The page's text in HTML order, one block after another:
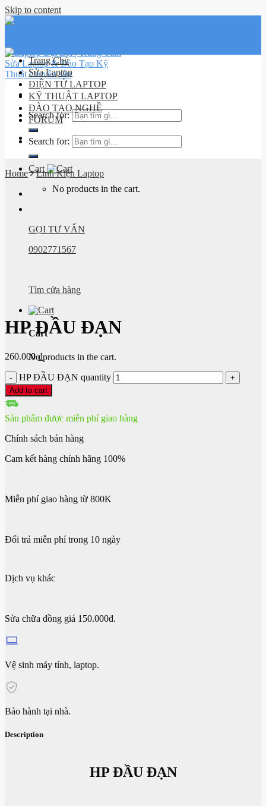
Skip to content
Search for:
Lịch sử
Cart
No products in the cart.
GỌI TƯ VẤN
0902771567
Tìm cửa hàng
Cart
No products in the cart.
Trang Chủ
Sửa Laptop
ĐIỆN TỬ LAPTOP
KỸ THUẬT LAPTOP
ĐÀO TẠO NGHỀ
FORUM
Search for:
Home Linh Kiện Laptop
HP ĐẦU ĐẠN
260.000₫
HP ĐẦU ĐẠN quantity
Add to cart
Sản phẩm được miễn phí giao hàng
Chính sách bán hàng
Cam kết hàng chính hãng 100%
Miễn phí giao hàng từ 800K
Đổi trả miễn phí trong 10 ngày
Dịch vụ khác
Sửa chữa đồng giá 150.000đ.
Vệ sinh máy tính, laptop.
Bảo hành tại nhà.
Description
HP ĐẦU ĐẠN